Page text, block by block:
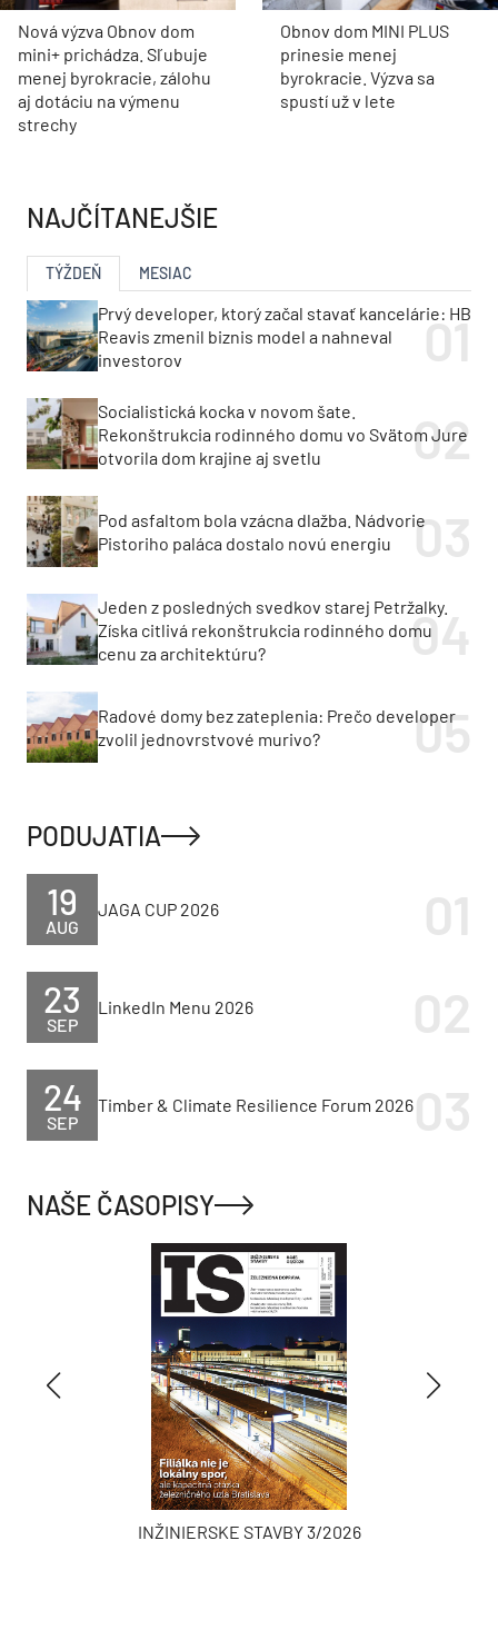
Nová výzva Obnov dom
mini+ prichádza. Sľubuje
menej byrokracie, zálohu
aj dotáciu na výmenu
strechy
Obnov dom MINI PLUS
prinesie menej
byrokracie. Výzva sa
spustí už v lete
NAJČÍTANEJŠIE
TÝŽDEŇ MESIAC
Prvý developer, ktorý začal stavať kancelárie: HB
Reavis zmenil biznis model a nahneval
investorov
Socialistická kocka v novom šate.
Rekonštrukcia rodinného domu vo Svätom Jure
otvorila dom krajine aj svetlu
Pod asfaltom bola vzácna dlažba. Nádvorie
Pistoriho paláca dostalo novú energiu
Jeden z posledných svedkov starej Petržalky.
Získa citlivá rekonštrukcia rodinného domu
cenu za architektúru?
Radové domy bez zateplenia: Prečo developer
zvolil jednovrstvové murivo?
PODUJATIA
AUG
19 JAGA CUP 2026
SEP
23 LinkedIn Menu 2026
SEP
24 Timber & Climate Resilience Forum 2026
NAŠE ČASOPISY
INŽINIERSKE STAVBY 3/2026